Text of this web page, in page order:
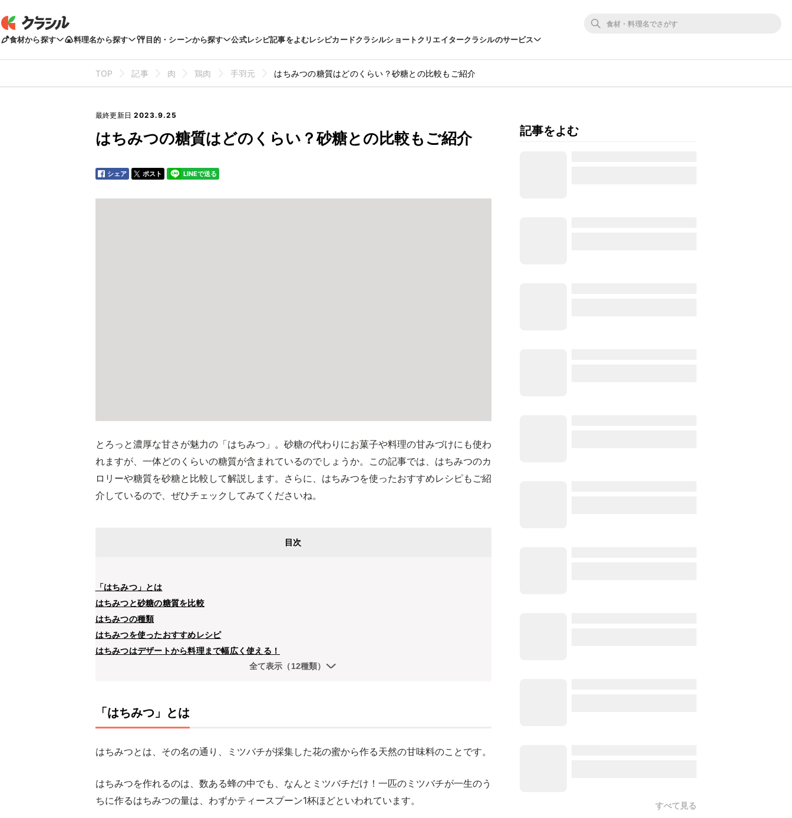
食材から探す 料理名から探す 目的・シーンから探す 公式レシピ記事をよむレシピカードクラシルショートクリエイタークラシルのサービス
TOP 記事 肉 鶏肉 手羽元 はちみつの糖質はどのくらい？砂糖との比較もご紹介
最終更新日 2023.9.25
はちみつの糖質はどのくらい？砂糖との比較もご紹介
シェア ポスト LINEで送る
とろっと濃厚な甘さが魅力の「はちみつ」。砂糖の代わりにお菓子や料理の甘みづけにも使わ
れますが、一体どのくらいの糖質が含まれているのでしょうか。この記事では、はちみつのカ
ロリーや糖質を砂糖と比較して解説します。さらに、はちみつを使ったおすすめレシピもご紹
介しているので、ぜひチェックしてみてくださいね。
目次
「はちみつ」とは
はちみつと砂糖の糖質を比較
はちみつの種類
はちみつを使ったおすすめレシピ
はちみつはデザートから料理まで幅広く使える！
全て表示（12種類）
「はちみつ」とは
はちみつとは、その名の通り、ミツバチが採集した花の蜜から作る天然の甘味料のことです。
はちみつを作れるのは、数ある蜂の中でも、なんとミツバチだけ！一匹のミツバチが一生のう
ちに作るはちみつの量は、わずかティースプーン1杯ほどといわれています。
記事をよむ
すべて見る